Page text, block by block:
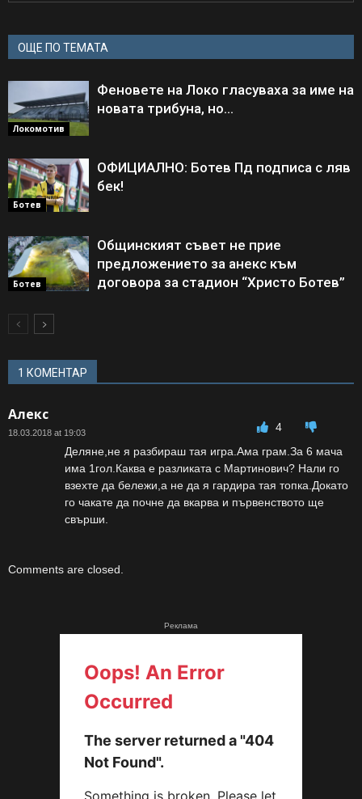
ОЩЕ ПО ТЕМАТА
Локомотив
Феновете на Локо гласуваха за име на
новата трибуна, но…
Ботев
ОФИЦИАЛНО: Ботев Пд подписа с ляв
бек!
Ботев
Общинският съвет не прие
предложението за анекс към
договора за стадион “Христо Ботев”
1 КОМЕНТАР
Алекс
18.03.2018 at 19:03
4
Деляне,не я разбираш тая игра.Ама грам.За 6 мача
има 1гол.Каква е разликата с Мартинович? Нали го
взехте да бележи,а не да я гардира тая топка.Докато
го чакате да почне да вкарва и първенството ще
свърши.
Comments are closed.
Реклама